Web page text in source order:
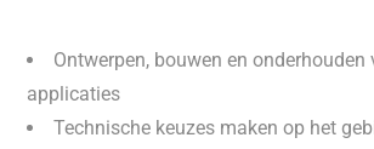
Ontwerpen, bouwen en onderhouden
applicaties
Technische keuzes maken op het